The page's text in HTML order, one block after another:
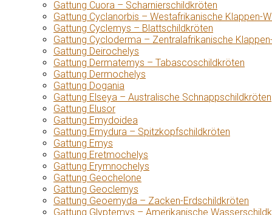
Gattung Cuora – Scharnierschildkröten
Gattung Cyclanorbis – Westafrikanische Klappen-
Gattung Cyclemys – Blattschildkröten
Gattung Cycloderma – Zentralafrikanische
Gattung Deirochelys
Gattung Dermatemys – Tabascoschildkröten
Gattung Dermochelys
Gattung Dogania
Gattung Elseya – Australische Schnappschildkröten
Gattung Elusor
Gattung Emydoidea
Gattung Emydura – Spitzkopfschildkröten
Gattung Emys
Gattung Eretmochelys
Gattung Erymnochelys
Gattung Geochelone
Gattung Geoclemys
Gattung Geoemyda – Zacken-Erdschildkröten
Gattung Glyptemys – Amerikanische